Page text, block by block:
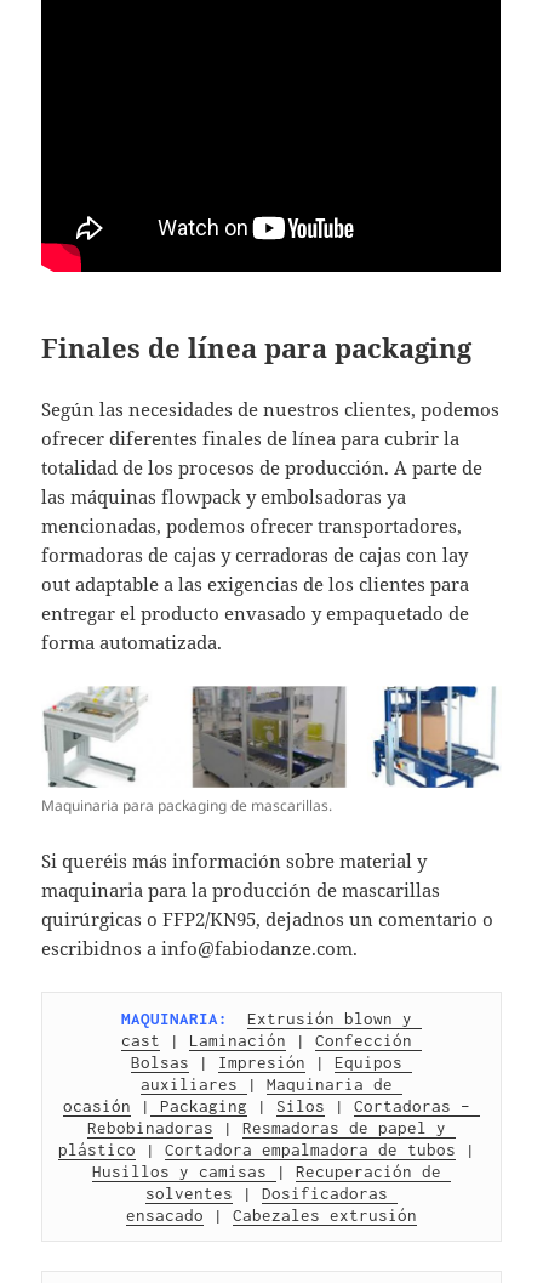
Finales de línea para packaging
Según las necesidades de nuestros clientes, podemos
ofrecer diferentes finales de línea para cubrir la
totalidad de los procesos de producción. A parte de
las máquinas flowpack y embolsadoras ya
mencionadas, podemos ofrecer transportadores,
formadoras de cajas y cerradoras de cajas con lay
out adaptable a las exigencias de los clientes para
entregar el producto envasado y empaquetado de
forma automatizada.
Maquinaria para packaging de mascarillas.
Si queréis más información sobre material y
maquinaria para la producción de mascarillas
quirúrgicas o FFP2/KN95, dejadnos un comentario o
escribidnos a info@fabiodanze.com.
MAQUINARIA:
Extrusión blown y
cast | Laminación | Confección
Bolsas | Impresión | Equipos
auxiliares
| Maquinaria de
ocasión | Packaging | Silos | Cortadoras –
Rebobinadoras | Resmadoras de papel y
plástico | Cortadora empalmadora de tubos
Husillos y camisas
| Recuperación de
solventes | Dosificadoras
ensacado | Cabezales extrusión